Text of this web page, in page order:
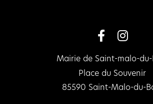
Mairie de Saint-malo-
Place du Souvenir
85590 Saint-Malo-du-